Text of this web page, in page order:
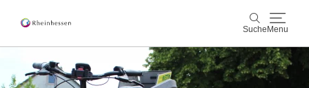
Suche Menu
Wein & Genuss